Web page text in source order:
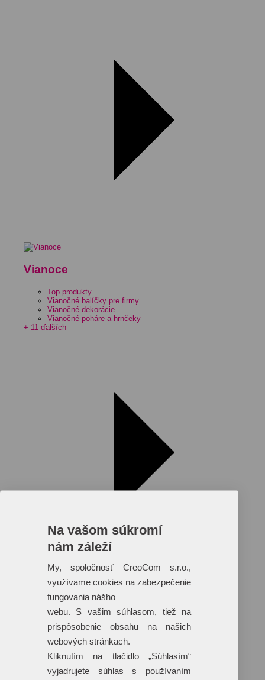
Vianoce
Top produkty
Vianočné balíčky pre firmy
Vianočné dekorácie
Vianočné poháre a hrnčeky
+ 11 ďalších
Reklamné predmety s plnofarebnou
potlačou
Dáždniky
Tašky
Hračky
+ 17 ďalších
Na vašom súkromí
nám záleží
My, spoločnosť CreoCom s.r.o.,
využívame cookies na zabezpečenie
fungovania nášho
webu. S vašim súhlasom, tiež na
prispôsobenie obsahu na našich
webových stránkach.
Kliknutím na tlačidlo „Súhlasím“
vyjadrujete súhlas s používaním